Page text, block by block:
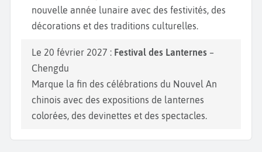
nouvelle année lunaire avec des festivités, des
décorations et des traditions culturelles.
Le 20 février 2027 : Festival des Lanternes –
Chengdu
Marque la fin des célébrations du Nouvel An
chinois avec des expositions de lanternes
colorées, des devinettes et des spectacles.